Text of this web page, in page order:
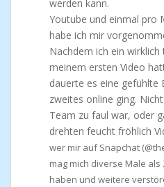
werden kann.
Youtube und einmal pro
habe ich mir
Nachdem ich ein
meinem ersten Video
dauerte es eine gefühlte
zweites online ging.
Team zu faul war, oder
drehten feucht fröhlich
wer mir auf Snapchat
mag mich diverse Male
haben und weitere